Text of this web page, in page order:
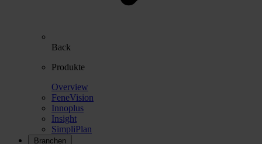
Back
Produkte
Overview
FeneVision
Innoplus
Insight
SimpliPlan
Branchen